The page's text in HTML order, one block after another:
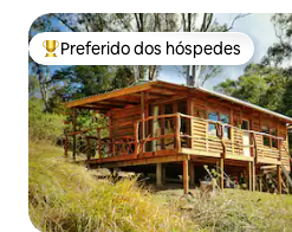
Entre os melhores preferidos dos
Preferido dos hóspedes